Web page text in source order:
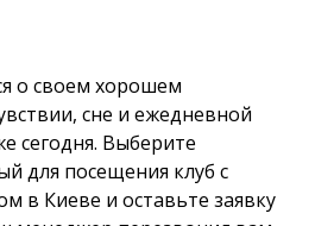
о своем хорошем
сне и ежедневной
сегодня. Выберите
для посещения клуб с
в Киеве и оставьте заявку